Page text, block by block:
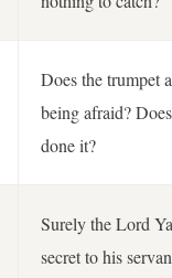
Does the trumpet
being afraid?
done it?
Surely the Lord
secret to his